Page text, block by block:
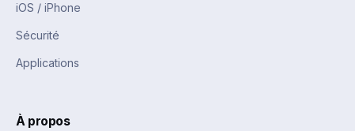
iOS / iPhone
Sécurité
Applications
À propos